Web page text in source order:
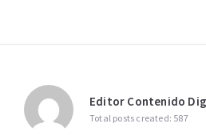
Editor Contenido
Total posts created: 587